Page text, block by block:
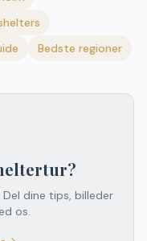
Bedste regioner
dine tips, billeder
os.